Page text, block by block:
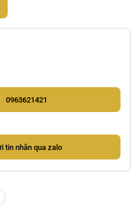
0963621421
tin nhắn qua zalo